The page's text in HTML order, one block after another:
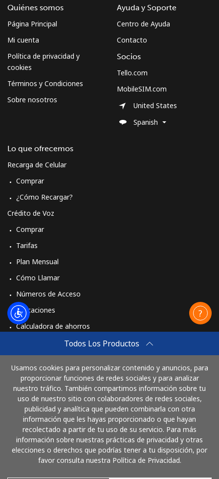
Todos Los Productos
Usamos cookies para personalizar contenido y anuncios, para
proporcionar funciones de redes sociales y para analizar
nuestro tráfico. También compartimos información sobre tu
uso de nuestro sitio con colaboradores de redes sociales,
publicidad y analítica que pueden combinarla con otra
información que les hayas proporcionado o que hayan
recolectado a partir de tu uso de su servicio. Para más
información sobre nuestras prácticas de privacidad y otras
elecciones o derechos que podrías tener a tu disposición, por
favor consulta nuestra Política de Privacidad.
Quiénes somos
Página Principal
Mi cuenta
Política de privacidad y
cookies
Términos y Condiciones
Sobre nosotros
Lo que ofrecemos
Recarga de Celular
Comprar
¿Cómo Recargar?
Crédito de Voz
Comprar
Tarifas
Plan Mensual
Cómo Llamar
Números de Acceso
Aplicaciones
Calculadora de ahorros
Comprar
Cómo funciona
Ayuda y Soporte
Centro de Ayuda
Contacto
Socios
Tello.com
MobileSIM.com
United States
Spanish
Paga con